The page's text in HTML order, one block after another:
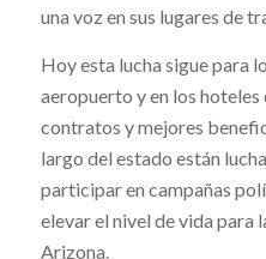
una voz en sus lugares de
Hoy esta lucha sigue para
aeropuerto y en los hoteles
contratos y mejores
largo del estado están
participar en campañas
elevar el nivel de vida para
Arizona.